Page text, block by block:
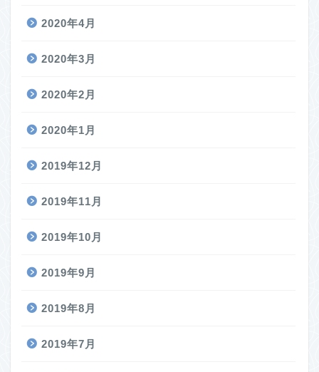
2020年4月
2020年3月
2020年2月
2020年1月
2019年12月
2019年11月
2019年10月
2019年9月
2019年8月
2019年7月